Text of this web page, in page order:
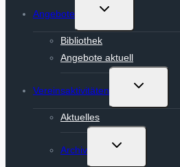
Angebote
Untermenü
Bibliothek
Angebote aktuell
Vereinsaktivitäten
Untermenü
Aktuelles
Archiv
Untermenü